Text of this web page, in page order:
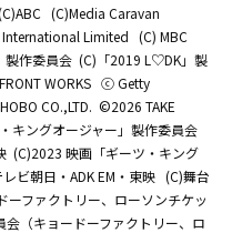
(C)Media Caravan
Limited (C) MBC
作委員会 (C)「2019 L♡DK」製
WORKS ⓒ Getty
CO.,LTD. ©2026 TAKE
キングオージャー」製作委員会
(C)2023 映画「ギーツ・キング
ビ朝日・ADK EM・東映 (C)舞台
ーファクトリー、ローソンチケッ
（キョードーファクトリー、ロ